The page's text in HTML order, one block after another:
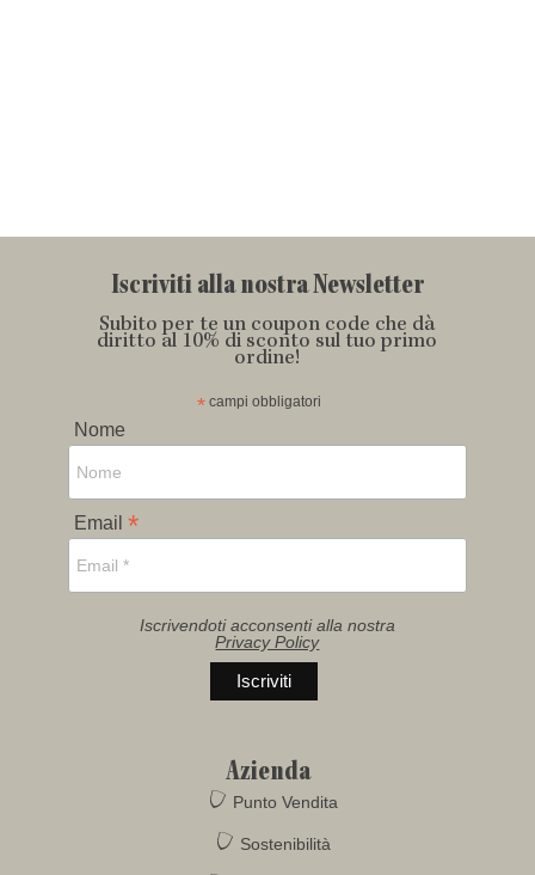
Iscriviti alla nostra Newsletter
Subito per te un coupon code che dà
diritto al 10% di sconto sul tuo primo
ordine!
* campi obbligatori
Nome
Email *
Iscrivendoti acconsenti alla nostra
Privacy Policy
Azienda
Punto Vendita
Sostenibilità